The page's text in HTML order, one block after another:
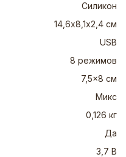
Силикон
14,6х8,1х2,4 см
USB
8 режимов
7,5x8 см
Микс
0,126 кг
Да
3,7 В